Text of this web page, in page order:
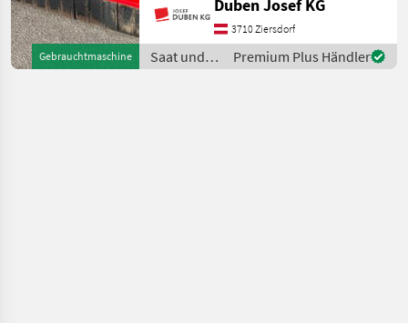
Gebrauchtmaschine
Tehnos-Mulcher, starke
Ausführung mit 586 kg, inkl.
Kufen u. Walze, Hämmer,
Gelenkwelle, Rebrechen
Duben Josef KG
3710 Ziersdorf
Saat und
Pflege /
Premium Plus Händler